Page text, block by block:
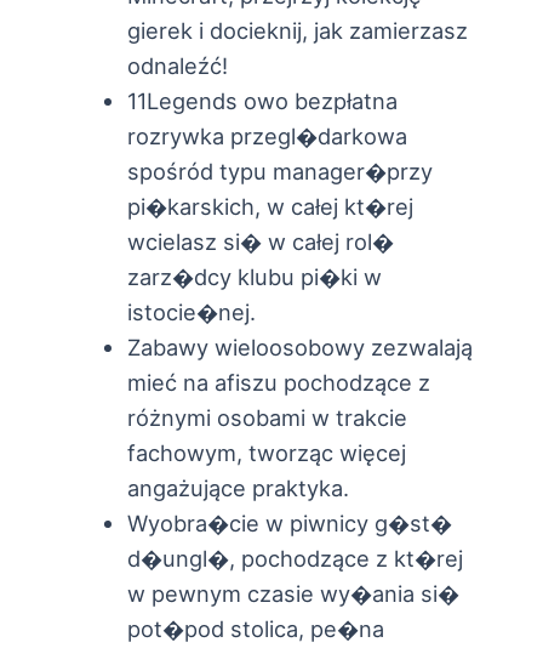
gierek i docieknij, jak zamierzasz
odnaleźć!
11Legends owo bezpłatna
rozrywka przegl�darkowa
spośród typu manager�przy
pi�karskich, w całej kt�rej
wcielasz si� w całej rol�
zarz�dcy klubu pi�ki w
istocie�nej.
Zabawy wieloosobowy zezwalają
mieć na afiszu pochodzące z
różnymi osobami w trakcie
fachowym, tworząc więcej
angażujące praktyka.
Wyobra�cie w piwnicy g�st�
d�ungl�, pochodzące z kt�rej
w pewnym czasie wy�ania si�
pot�pod stolica, pe�na